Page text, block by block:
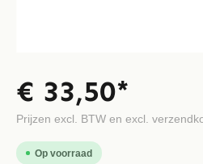
€ 33,50*
Prijzen excl. BTW en excl.
Op voorraad